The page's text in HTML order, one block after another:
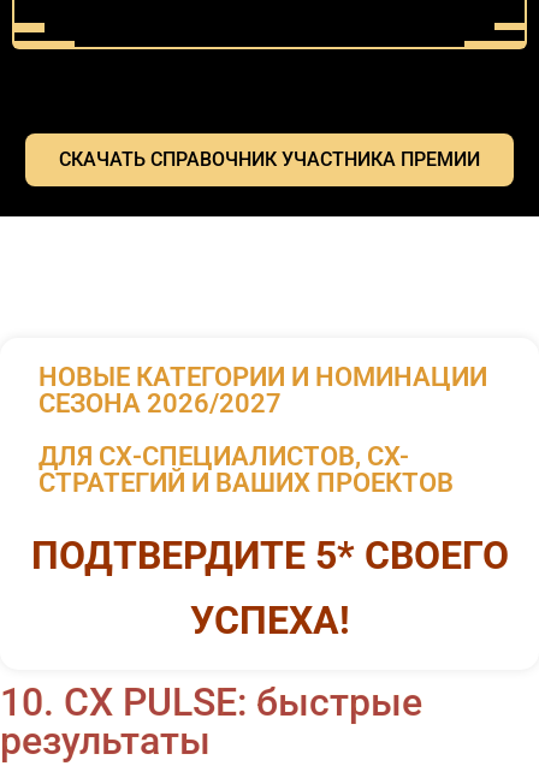
СКАЧАТЬ СПРАВОЧНИК УЧАСТНИКА ПРЕМИИ
НОВЫЕ КАТЕГОРИИ И НОМИНАЦИИ
СЕЗОНА 2026/2027
ДЛЯ СХ-СПЕЦИАЛИСТОВ, CX-
СТРАТЕГИЙ И ВАШИХ ПРОЕКТОВ
ПОДТВЕРДИТЕ 5* СВОЕГО
УСПЕХА!
10. CX PULSE: быстрые
результаты